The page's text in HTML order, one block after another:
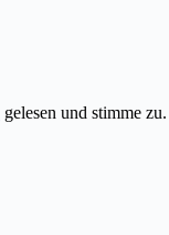
gelesen und stimme zu.